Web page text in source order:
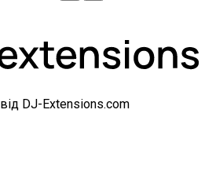
від DJ-Extensions.com